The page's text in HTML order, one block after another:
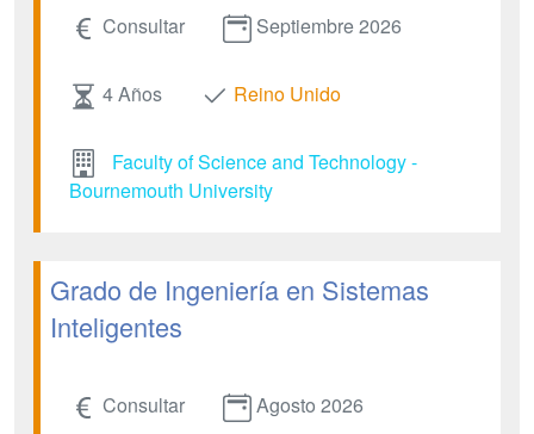
Consultar Septiembre 2026
4 Años Reino Unido
Faculty of Science and Technology -
Bournemouth University
Grado de Ingeniería en Sistemas
Inteligentes
Consultar Agosto 2026